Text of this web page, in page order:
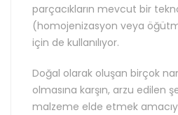
parçacıkların mevcut bir
(homojenizasyon veya
için de kullanılıyor.
Doğal olarak oluşan birçok
olmasına karşın, arzu edilen
malzeme elde etmek